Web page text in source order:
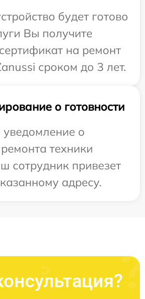
будет готово
Вы получите
на ремонт
сроком до 3 лет.
о готовности
о
техники
сотрудник привезет
адресу.